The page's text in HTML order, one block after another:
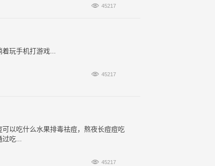
 45217
玩手机打游戏...
 45217
以吃什么水果排毒祛痘，熬夜长痘痘吃
吃...
 45217